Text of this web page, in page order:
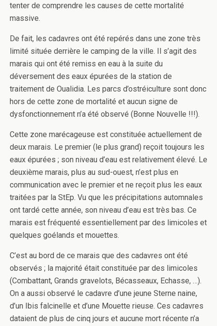
tenter de comprendre les causes de cette mortalité
massive.
De fait, les cadavres ont été repérés dans une zone très
limité située derrière le camping de la ville. Il s’agit des
marais qui ont été remiss en eau à la suite du
déversement des eaux épurées de la station de
traitement de Oualidia. Les parcs d’ostréiculture sont donc
hors de cette zone de mortalité et aucun signe de
dysfonctionnement n’a été observé (Bonne Nouvelle !!!).
Cette zone marécageuse est constituée actuellement de
deux marais. Le premier (le plus grand) reçoit toujours les
eaux épurées ; son niveau d’eau est relativement élevé. Le
deuxième marais, plus au sud-ouest, n’est plus en
communication avec le premier et ne reçoit plus les eaux
traitées par la StEp. Vu que les précipitations automnales
ont tardé cette année, son niveau d’eau est très bas. Ce
marais est fréquenté essentiellement par des limicoles et
quelques goélands et mouettes.
C’est au bord de ce marais que des cadavres ont été
observés ; la majorité était constituée par des limicoles
(Combattant, Grands gravelots, Bécasseaux, Echasse, …).
On a aussi observé le cadavre d’une jeune Sterne naine,
d’un Ibis falcinelle et d’une Mouette rieuse. Ces cadavres
dataient de plus de cinq jours et aucune mort récente n’a